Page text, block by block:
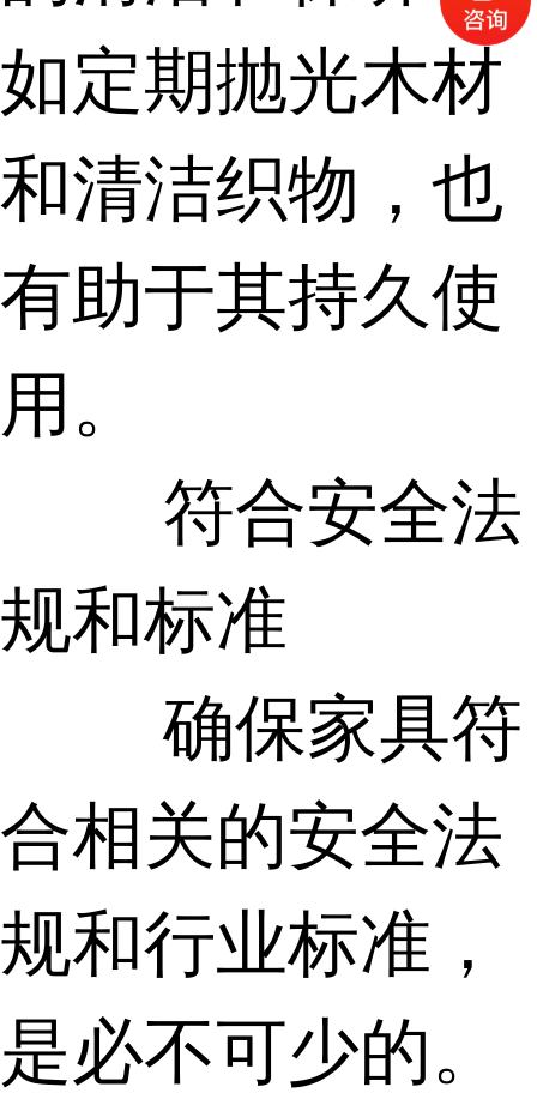
如定期抛光木材
和清洁织物，也
有助于其持久使
用。
符合安全法
规和标准
确保家具符
合相关的安全法
规和行业标准，
是必不可少的。